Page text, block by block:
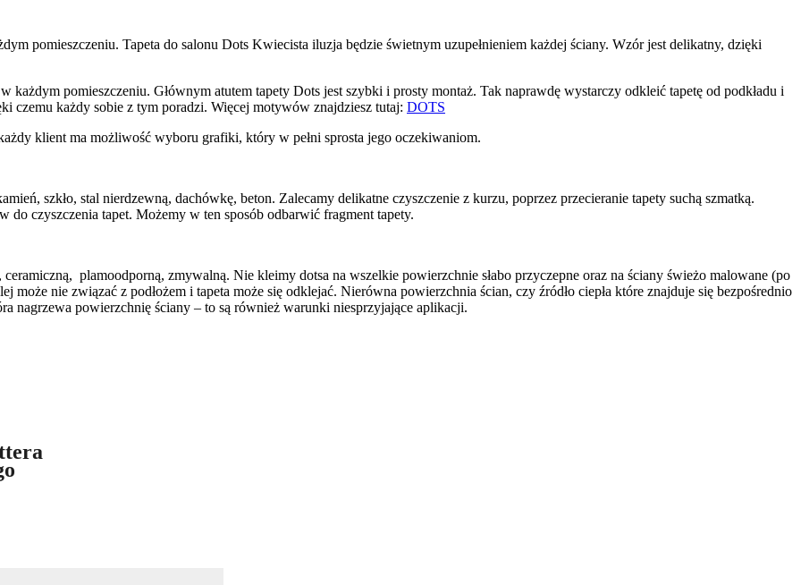
pomieszczeniu. Tapeta do salonu Dots Kwiecista iluzja będzie świetnym uzupełnieniem każdej ściany. Wzór jest delikatny, dzięki
pomieszczeniu. Głównym atutem tapety Dots jest szybki i prosty montaż. Tak naprawdę wystarczy odkleić tapetę od podkładu i
czemu każdy sobie z tym poradzi. Więcej motywów znajdziesz tutaj: DOTS
klient ma możliwość wyboru grafiki, który w pełni sprosta jego oczekiwaniom.
szkło, stal nierdzewną, dachówkę, beton. Zalecamy delikatne czyszczenie z kurzu, poprzez przecieranie tapety suchą szmatką.
czyszczenia tapet. Możemy w ten sposób odbarwić fragment tapety.
plamoodporną, zmywalną. Nie kleimy dotsa na wszelkie powierzchnie słabo przyczepne oraz na ściany świeżo malowane (po
nie związać z podłożem i tapeta może się odklejać. Nierówna powierzchnia ścian, czy źródło ciepła które znajduje się bezpośrednio
nagrzewa powierzchnię ściany – to są również warunki niesprzyjające aplikacji.